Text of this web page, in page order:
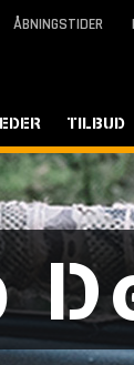
ÅBNINGSTIDER
TILBUD